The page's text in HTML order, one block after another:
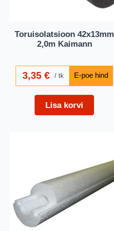
Toruisolatsioon 42x13mm
2,0m Kaimann
3,35€ tk
Lisa korvi